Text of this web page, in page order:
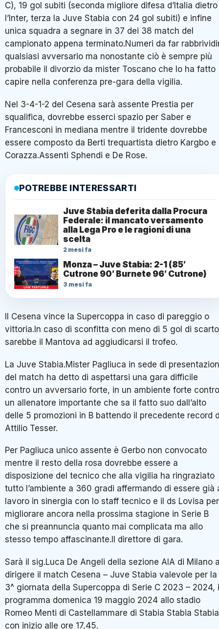
C), 19 gol subiti (seconda migliore difesa d’Italia dietro
l’Inter, terza la Juve Stabia con 24 gol subiti) e infine
unica squadra a segnare in 37 dei 38 match del
campionato appena terminato.Numeri da far
qualsiasi avversario ma nonostante ciò è sempre più
probabile il divorzio da mister Toscano che lo ha fatto
capire nella conferenza pre-gara della vigilia.
Nel 3-4-1-2 del Cesena sarà assente Prestia per
squalifica, dovrebbe esserci spazio per Saber e
Francesconi in mediana mentre il tridente dovrebbe
essere composto da Berti trequartista dietro Kargbo e
Corazza.Assenti Sphendi e De Rose.
POTREBBE INTERESSARTI
Juve Stabia deferita dalla Procura
Federale: il mancato versamento
alla Lega Pro e le ragioni di una
scelta
2 mesi fa
Monza – Juve Stabia: 2-1 (85′
Cutrone 90′ Burnete 96′ Cutrone)
3 mesi fa
Il Cesena vince la Supercoppa in caso di pareggio o
vittoria.In caso di sconfitta con meno di 5 gol di scarto
sarebbe il Mantova ad aggiudicarsi il trofeo.
La Juve Stabia.Mister Pagliuca in sede di
del match ha detto di aspettarsi una gara difficile
contro un avversario forte, in un ambiente forte contro
un allenatore importante che sa il fatto suo dall’alto
delle 5 promozioni in B battendo il precedente record
Attilio Tesser.
Per Pagliuca unico assente è Gerbo non convocato
mentre il resto della rosa dovrebbe essere a
disposizione del tecnico che alla vigilia ha ringraziato
tutto l’ambiente a 360 gradi affermando di essere già
lavoro in sinergia con lo staff tecnico e il ds Lovisa per
migliorare ancora nella prossima stagione in Serie B
che si preannuncia quanto mai complicata ma allo
stesso tempo affascinante.Il direttore di gara.
Sarà il sig.Luca De Angeli della sezione AIA di Milano
dirigere il match Cesena – Juve Stabia valevole per la
3^ giornata della Supercoppa di Serie C 2023 – 2024,
programma domenica 19 maggio 2024 allo stadio
Romeo Menti di Castellammare di Stabia Stabia Stabia
con inizio alle ore 17,45.